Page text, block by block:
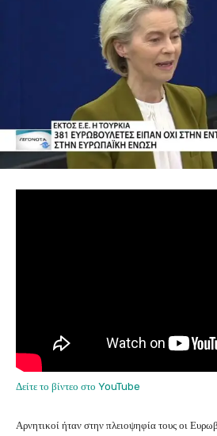
Δείτε το βίντεο στο YouTube
Αρνητικοί ήταν στην πλειοψηφία τους οι